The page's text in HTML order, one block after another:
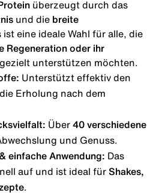
überzeugt durch das
und die breite
ist eine ideale Wahl für alle, die
Regeneration oder ihr
gezielt unterstützen möchten.
Unterstützt effektiv den
Erholung nach dem
Über 40 verschiedene
und Genuss.
einfache Anwendung: Das
auf und ist ideal für Shakes,
.